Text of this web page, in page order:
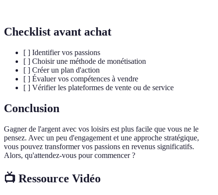
Checklist avant achat
[ ] Identifier vos passions
[ ] Choisir une méthode de monétisation
[ ] Créer un plan d'action
[ ] Évaluer vos compétences à vendre
[ ] Vérifier les plateformes de vente ou de service
Conclusion
Gagner de l'argent avec vos loisirs est plus facile que vous ne le
pensez. Avec un peu d'engagement et une approche stratégique,
vous pouvez transformer vos passions en revenus significatifs.
Alors, qu'attendez-vous pour commencer ?
📺 Ressource Vidéo